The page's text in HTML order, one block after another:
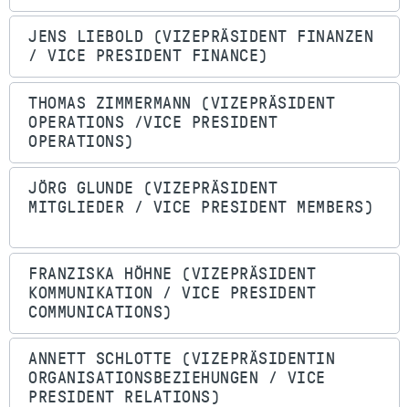
JENS LIEBOLD (VIZEPRÄSIDENT FINANZEN
/ VICE PRESIDENT FINANCE)
THOMAS ZIMMERMANN (VIZEPRÄSIDENT
OPERATIONS /VICE PRESIDENT
OPERATIONS)
JÖRG GLUNDE (VIZEPRÄSIDENT
MITGLIEDER / VICE PRESIDENT MEMBERS)
FRANZISKA HÖHNE (VIZEPRÄSIDENT
KOMMUNIKATION / VICE PRESIDENT
COMMUNICATIONS)
ANNETT SCHLOTTE (VIZEPRÄSIDENTIN
ORGANISATIONSBEZIEHUNGEN / VICE
PRESIDENT RELATIONS)